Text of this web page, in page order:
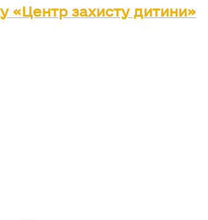
«Центр захисту дитини»